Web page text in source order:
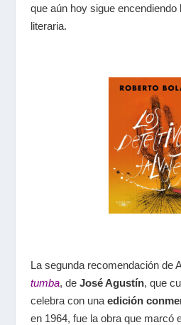
que aún hoy sigue encendiendo
literaria.
La segunda recomendación de
tumba, de José Agustín, que
celebra con una edición
en 1964, fue la obra que marcó